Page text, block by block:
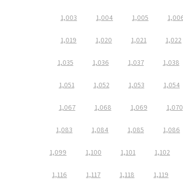
1,003 1,004 1,005
1,019 1,020 1,021 1,022
1,035 1,036 1,037 1,038
1,051 1,052 1,053 1,054
1,067 1,068 1,069 1,070
1,083 1,084 1,085 1,086
1,099 1,100 1,101 1,102
1,116 1,117 1,118 1,119